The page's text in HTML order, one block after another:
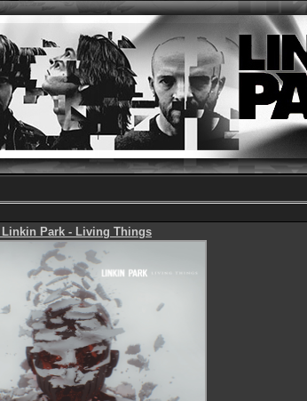
Linkin Park - Living Things